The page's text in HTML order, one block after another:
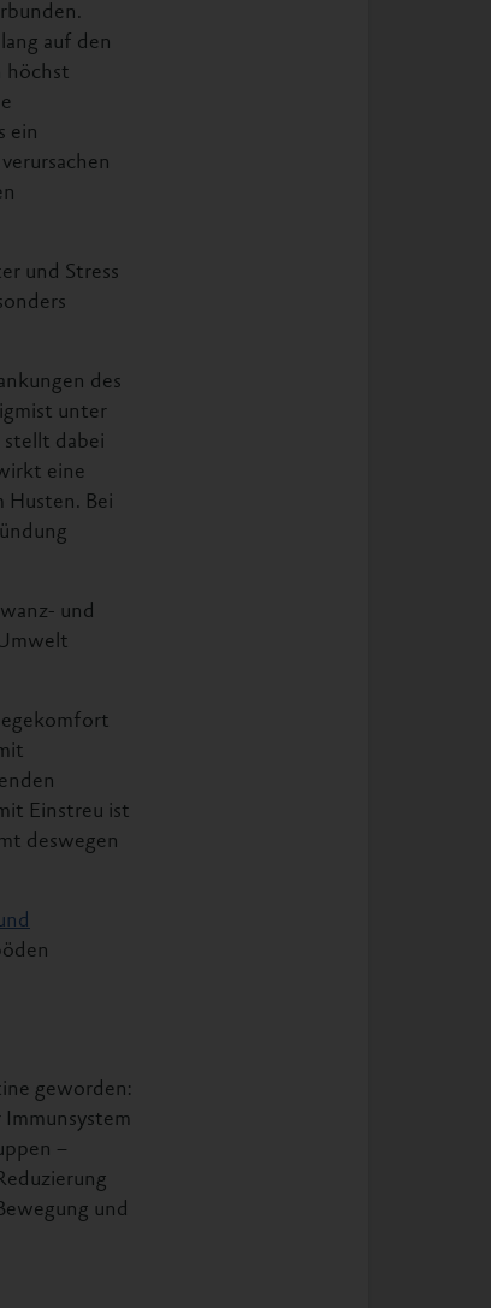
auf den
höchst
ein
und Stress
des
unter
stellt dabei
eine
Husten. Bei
und
Einstreu ist
deswegen
geworden:
–
und